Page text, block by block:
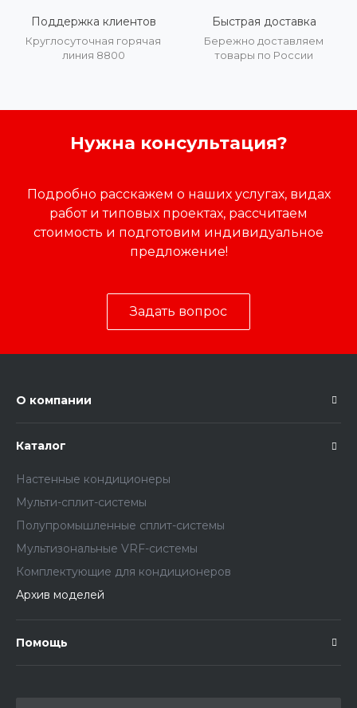
Поддержка клиентов
Круглосуточная горячая
линия 8800
Быстрая доставка
Бережно доставляем
товары по России
Нужна консультация?
Подробно расскажем о наших услугах, видах
работ и типовых проектах, рассчитаем
стоимость и подготовим индивидуальное
предложение!
Задать вопрос
О компании
Каталог
Настенные кондиционеры
Мульти-сплит-системы
Полупромышленные сплит-системы
Мультизональные VRF-системы
Комплектующие для кондиционеров
Архив моделей
Помощь